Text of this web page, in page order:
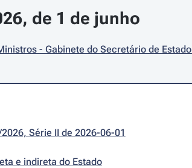
de 1 de junho
- Gabinete do Secretário de
Série II de 2026-06-01
e indireta do Estado